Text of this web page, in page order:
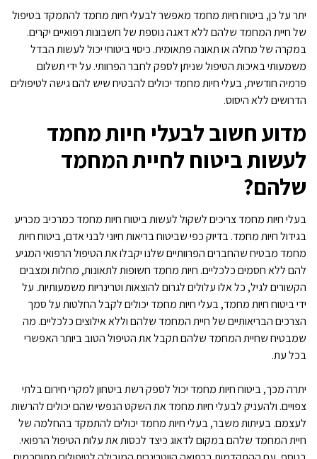
יתר על כן, ביטוח חיות מחמד מאפשר לבעלי חיות מחמד להתמקד בטיפול
של חיית המחמד שלהם ללא דאגה נוספת של חשבונות רפואיים יקרים.
במקרה של מחלה או תאונה פתאומית. כיסוי ביטוחי יכול לעשות הבדל
משמעותי באיכות הטיפול שניתן לספק לחבר הפרוותי. על ידי תשלום
פרמיה חודשית, בעלי חיות מחמד יכולים להבטיח שיש להם גישה לטיפולים
הדרושים ללא היסוס.
מדוע חשוב לבעלי חיות מחמד
לעשות ביטוח לחיית המחמד
שלהם?
בעלי חיות מחמד צריכים לשקול לעשות ביטוח חיות מחמד כמרכיב מכריע
בגידול חיות מחמד. בדיוק כפי שביטוח בריאות חיוני לבני אדם, ביטוח חיות
מחמד מבטיח שהחברים הפרוותיים שלנו יקבלו את הטיפול הרפואי המגיע
להם ללא חסמים כלכליים. חיות מחמד חשופות לתאונות, מחלות ומצבים
הקשורים לגיל, כל אלו עלולים לגרום להוצאות וטרינריות משמעותיות. על
ידי ביטוח חיות מחמד, בעלי חיות מחמד יכולים לקבל החלטות על סמך
הצרכים הבריאותיים של חיית המחמד שלהם וללא אילוצים כלכליים. מה
שמבטיח שחיית המחמד שלהם תקבל את הטיפול הטוב ביותר האפשרי
בכל עת.
יתרה מכך, ביטוח חיות מחמד יכול לספק רשת ביטחון למקרי חירום בלתי
צפויים. ולהעניק לבעלי חיות מחמד את השקט הנפשי שהם יכולים להרשות
לעצמם. בעיתות משבר, בעלי חיות מחמד יכולים להתמקד בהחלמה של
חיית המחמד שלהם במקום לדאוג כיצד לכסות את עלות הטיפול הרפואי.